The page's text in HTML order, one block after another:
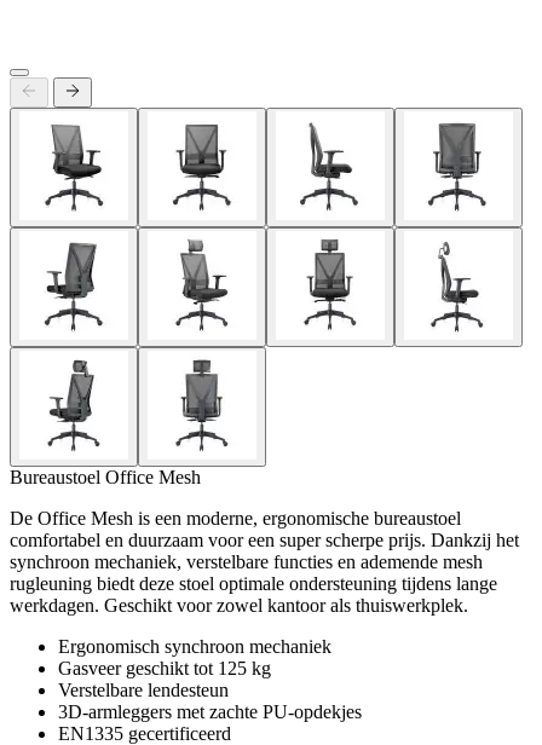
Bureaustoel Office Mesh
De Office Mesh is een moderne, ergonomische bureaustoel
comfortabel en duurzaam voor een super scherpe prijs. Dankzij het
synchroon mechaniek, verstelbare functies en ademende mesh
rugleuning biedt deze stoel optimale ondersteuning tijdens lange
werkdagen. Geschikt voor zowel kantoor als thuiswerkplek.
Ergonomisch synchroon mechaniek
Gasveer geschikt tot 125 kg
Verstelbare lendesteun
3D-armleggers met zachte PU-opdekjes
EN1335 gecertificeerd